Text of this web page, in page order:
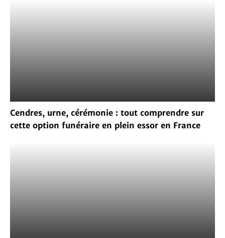
Cendres, urne, cérémonie : tout comprendre sur
cette option funéraire en plein essor en France